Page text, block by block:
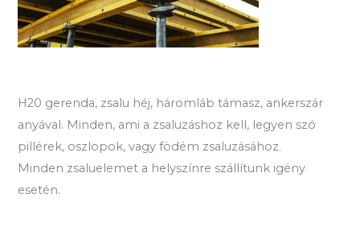
H20 gerenda, zsalu héj, háromláb támasz, ankerszár
anyával. Minden, ami a zsaluzáshoz kell, legyen szó
pillérek, oszlopok, vagy födém zsaluzásához.
Minden zsaluelemet a helyszínre szállítunk igény
esetén.